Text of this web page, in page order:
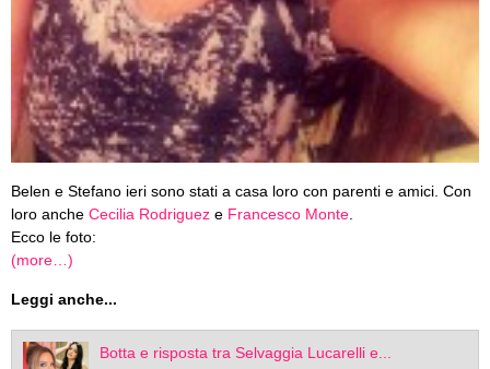
Belen e Stefano ieri sono stati a casa loro con parenti e amici. Con
loro anche Cecilia Rodriguez e Francesco Monte.
Ecco le foto:
(more…)
Leggi anche...
Botta e risposta tra Selvaggia Lucarelli e...